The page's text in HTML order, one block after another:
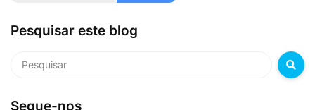
Pesquisar este blog
Segue-nos